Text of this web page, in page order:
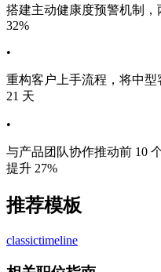
搭建主动健康度预警机制
32%
•
重构客户上手流程，将中型
21 天
•
与产品团队协作推动前 10
提升 27%
推荐模板
classictimeline